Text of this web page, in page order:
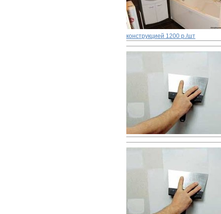
конструкцией 1200 р./шт